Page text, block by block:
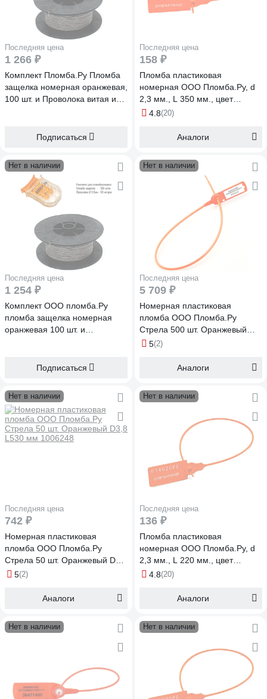
Последняя цена
1 266 ₽
Комплект Пломба.Ру Пломба
защелка номерная оранжевая,
100 шт. и Проволока витая из
Подписаться
Последняя цена
158 ₽
Пломба пластиковая
номерная ООО Пломба.Ру, d
2,3 мм., L 350 мм., цвет
оранжевый 10 шт. кпп-3-1603
4.8(20)
Аналоги
Нет в наличии
Последняя цена
1 254 ₽
Комплект ООО пломба.Ру
пломба защелка номерная
оранжевая 100 шт. и
1006599Подписаться
Нет в наличии
Последняя цена
5 709 ₽
Номерная пластиковая
пломба ООО Пломба.Ру
Стрела 500 шт. Оранжевый
D3,8 L530 мм 1006250
5(2)
Аналоги
Нет в наличии
Последняя цена
742 ₽
Номерная пластиковая
пломба ООО Пломба.Ру
Стрела 50 шт. Оранжевый D3,8
L530 мм 1006248
5(2)
Аналоги
Нет в наличии
Последняя цена
136 ₽
Пломба пластиковая
номерная ООО Пломба.Ру, d
2,3 мм., L 220 мм., цвет
оранжевый 10 шт. кпп-3-1602
4.8(20)
Аналоги
Нет в наличии Нет в наличии